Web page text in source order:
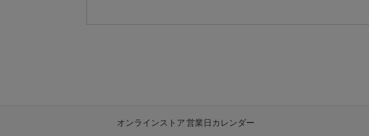
オンラインストア 営業日カレンダー